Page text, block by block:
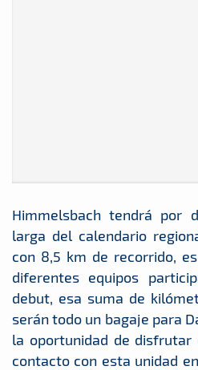
Himmelsbach tendrá por
larga del calendario
con 8,5 km de recorrido,
diferentes equipos
debut, esa suma de
serán todo un bagaje para
la oportunidad de
contacto con esta unidad